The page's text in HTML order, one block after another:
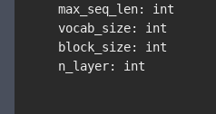
max_seq_len:
int
vocab_size:
int
block_size:
int
n_layer: int